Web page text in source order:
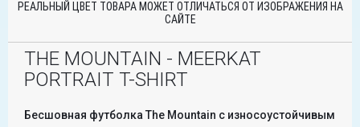
РЕАЛЬНЫЙ ЦВЕТ ТОВАРА МОЖЕТ ОТЛИЧАТЬСЯ ОТ ИЗОБРАЖЕНИЯ НА
САЙТЕ
THE MOUNTAIN - MEERKAT
PORTRAIT T-SHIRT
Бесшовная футболка The Mountain с износоустойчивым